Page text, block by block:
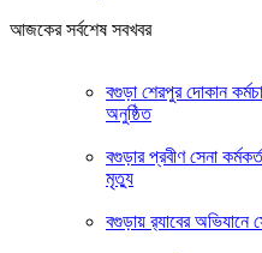
আজকের সর্বশেষ সবখবর
বগুড়া শেরপুর দোকান
অনুষ্ঠিত
বগুড়ার প্রবীণ সেনা
মৃত্যু
‎বগুড়ায় র‍্যাবের অভিযানে